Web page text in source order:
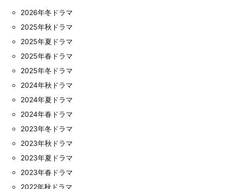
2026年冬ドラマ
2025年秋ドラマ
2025年夏ドラマ
2025年春ドラマ
2025年冬ドラマ
2024年秋ドラマ
2024年夏ドラマ
2024年春ドラマ
2023年冬ドラマ
2023年秋ドラマ
2023年夏ドラマ
2023年春ドラマ
2022年秋ドラマ